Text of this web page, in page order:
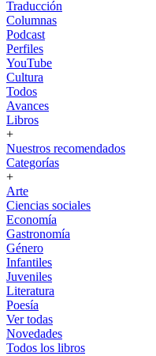
Traducción
Columnas
Podcast
Perfiles
YouTube
Cultura
Todos
Avances
Libros
+
Nuestros recomendados
Categorías
+
Arte
Ciencias sociales
Economía
Gastronomía
Género
Infantiles
Juveniles
Literatura
Poesía
Ver todas
Novedades
Todos los libros